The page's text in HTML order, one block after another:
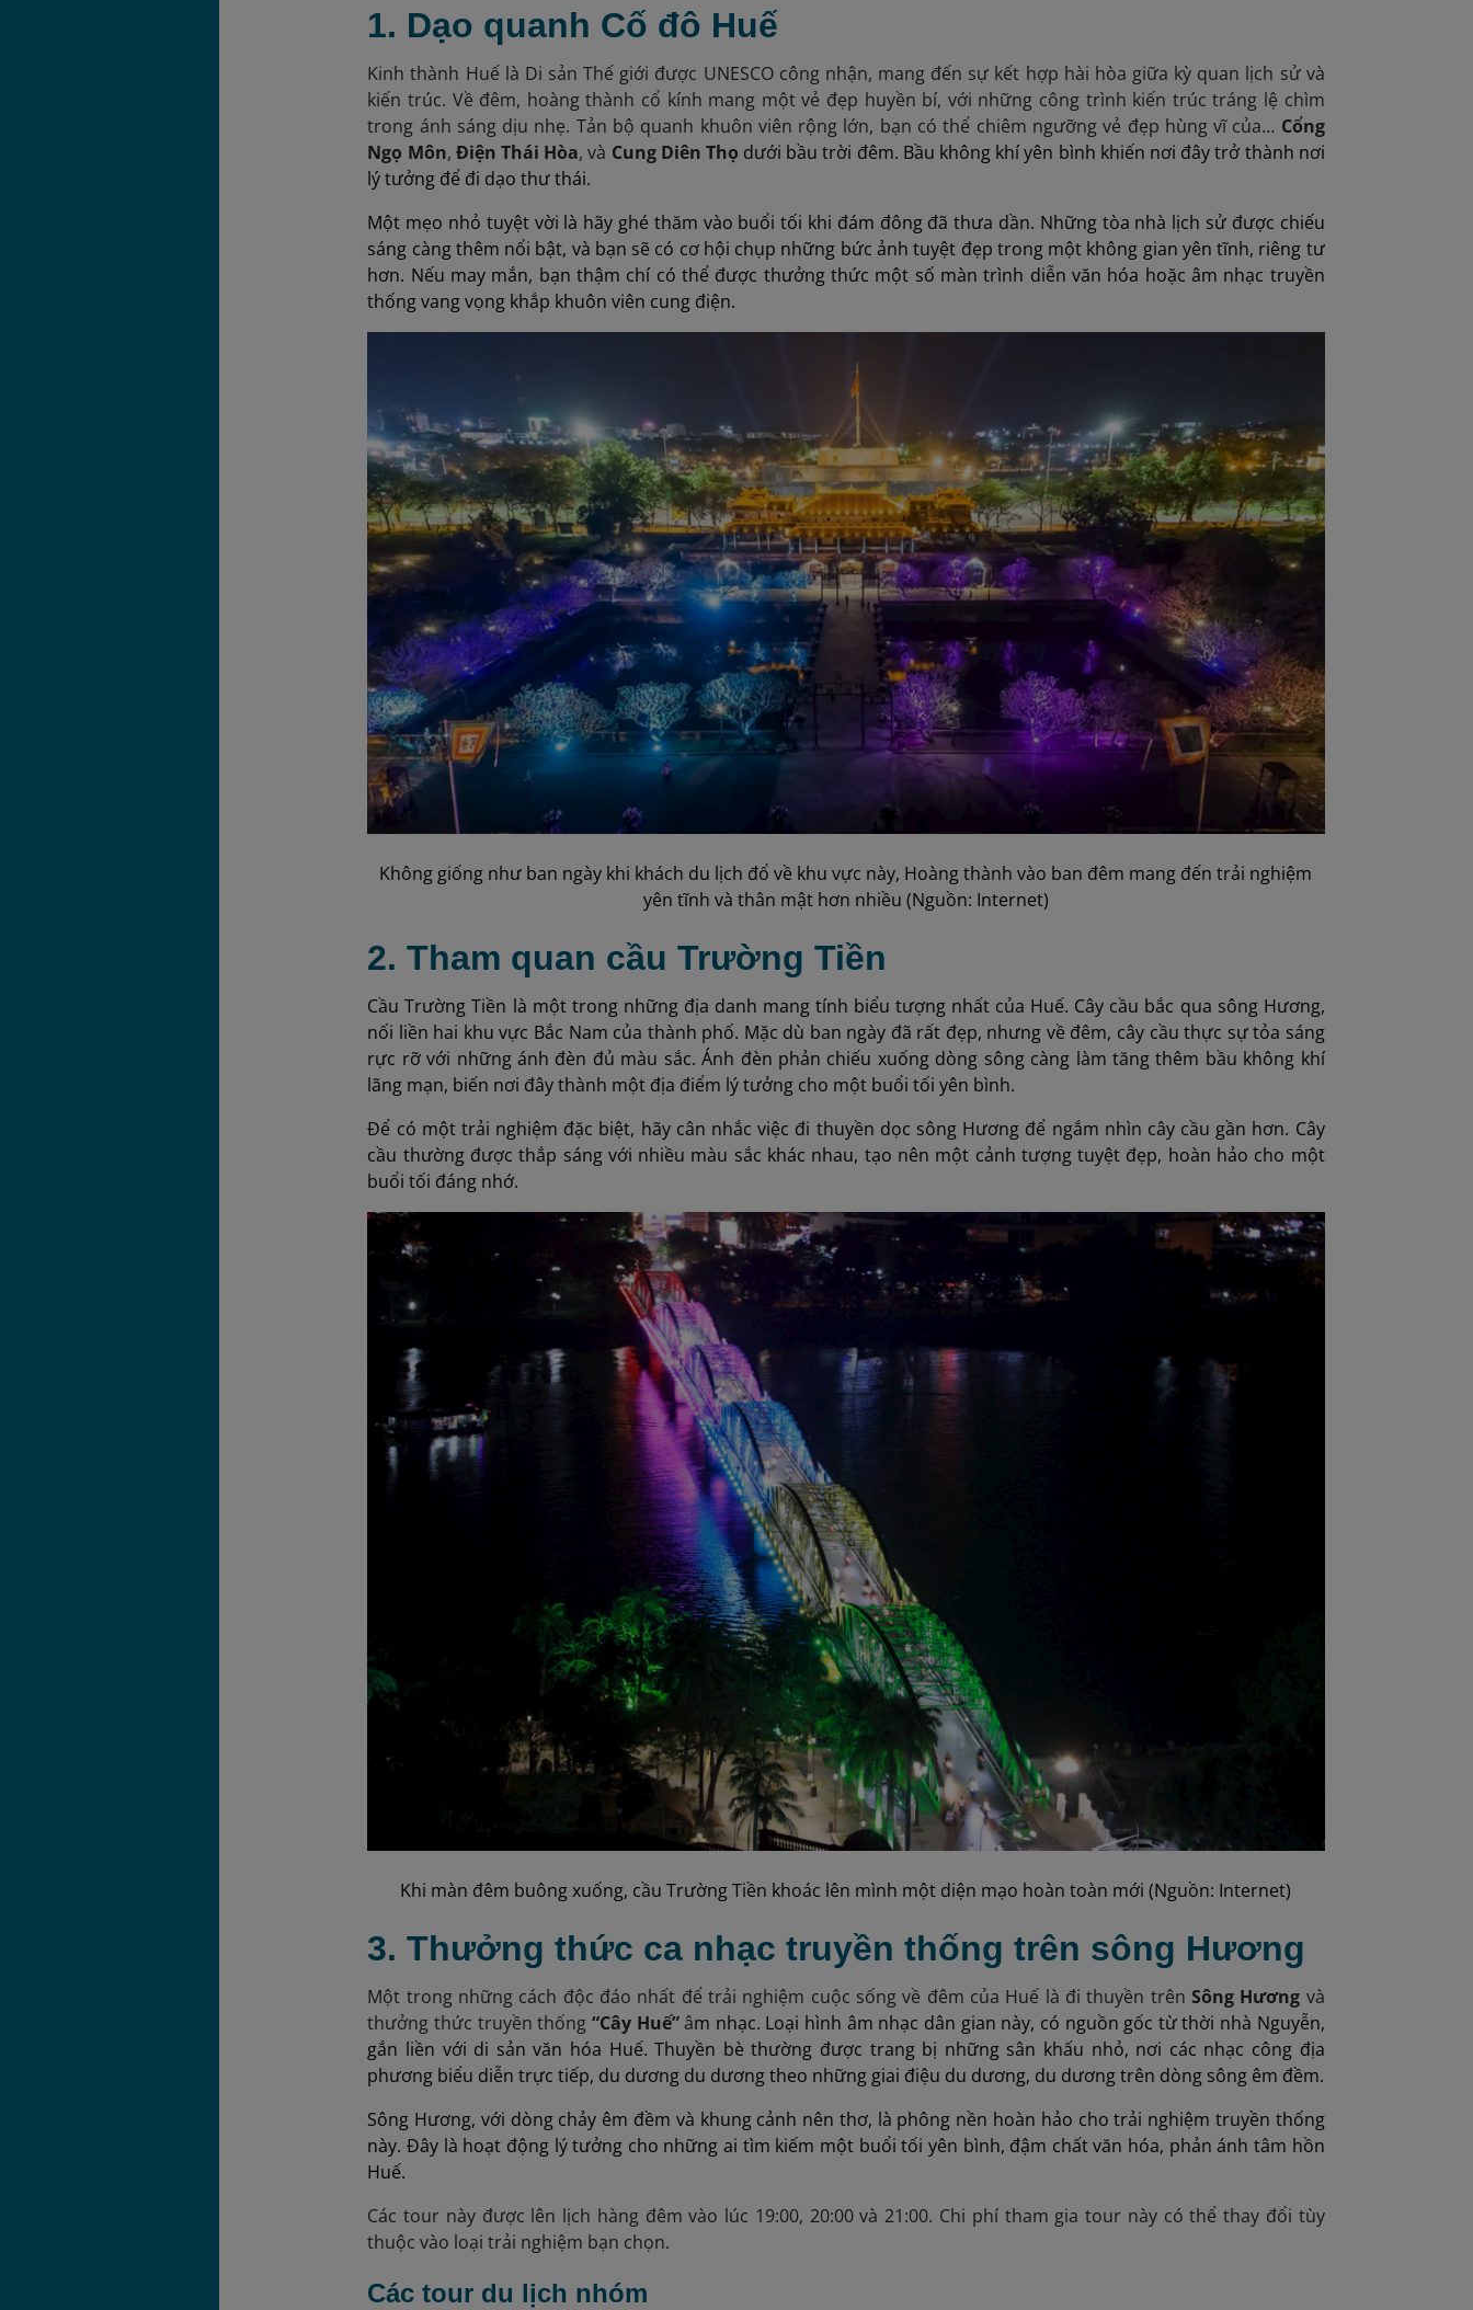
1. Dạo quanh Cố đô Huế
Kinh thành Huế là Di sản Thế giới được UNESCO công nhận, mang đến sự kết hợp hài hòa giữa kỳ quan lịch sử và
kiến trúc. Về đêm, hoàng thành cổ kính mang một vẻ đẹp huyền bí, với những công trình kiến trúc tráng lệ chìm
trong ánh sáng dịu nhẹ. Tản bộ quanh khuôn viên rộng lớn, bạn có thể chiêm ngưỡng vẻ đẹp hùng vĩ của… Cổng
Ngọ Môn, Điện Thái Hòa, và Cung Diên Thọ dưới bầu trời đêm. Bầu không khí yên bình khiến nơi đây trở thành nơi
lý tưởng để đi dạo thư thái.
Một mẹo nhỏ tuyệt vời là hãy ghé thăm vào buổi tối khi đám đông đã thưa dần. Những tòa nhà lịch sử được chiếu
sáng càng thêm nổi bật, và bạn sẽ có cơ hội chụp những bức ảnh tuyệt đẹp trong một không gian yên tĩnh, riêng tư
hơn. Nếu may mắn, bạn thậm chí có thể được thưởng thức một số màn trình diễn văn hóa hoặc âm nhạc truyền
thống vang vọng khắp khuôn viên cung điện.
Không giống như ban ngày khi khách du lịch đổ về khu vực này, Hoàng thành vào ban đêm mang đến trải nghiệm
yên tĩnh và thân mật hơn nhiều (Nguồn: Internet)
2. Tham quan cầu Trường Tiền
Cầu Trường Tiền là một trong những địa danh mang tính biểu tượng nhất của Huế. Cây cầu bắc qua sông Hương,
nối liền hai khu vực Bắc Nam của thành phố. Mặc dù ban ngày đã rất đẹp, nhưng về đêm, cây cầu thực sự tỏa sáng
rực rỡ với những ánh đèn đủ màu sắc. Ánh đèn phản chiếu xuống dòng sông càng làm tăng thêm bầu không khí
lãng mạn, biến nơi đây thành một địa điểm lý tưởng cho một buổi tối yên bình.
Để có một trải nghiệm đặc biệt, hãy cân nhắc việc đi thuyền dọc sông Hương để ngắm nhìn cây cầu gần hơn. Cây
cầu thường được thắp sáng với nhiều màu sắc khác nhau, tạo nên một cảnh tượng tuyệt đẹp, hoàn hảo cho một
buổi tối đáng nhớ.
Khi màn đêm buông xuống, cầu Trường Tiền khoác lên mình một diện mạo hoàn toàn mới (Nguồn: Internet)
3. Thưởng thức ca nhạc truyền thống trên sông Hương
Một trong những cách độc đáo nhất để trải nghiệm cuộc sống về đêm của Huế là đi thuyền trên Sông Hương và
thưởng thức truyền thống “Cây Huế”âm nhạc. Loại hình âm nhạc dân gian này, có nguồn gốc từ thời nhà Nguyễn,
gắn liền với di sản văn hóa Huế. Thuyền bè thường được trang bị những sân khấu nhỏ, nơi các nhạc công địa
phương biểu diễn trực tiếp, du dương du dương theo những giai điệu du dương, du dương trên dòng sông êm đềm.
Sông Hương, với dòng chảy êm đềm và khung cảnh nên thơ, là phông nền hoàn hảo cho trải nghiệm truyền thống
này. Đây là hoạt động lý tưởng cho những ai tìm kiếm một buổi tối yên bình, đậm chất văn hóa, phản ánh tâm hồn
Huế.
Các tour này được lên lịch hàng đêm vào lúc 19:00, 20:00 và 21:00. Chi phí tham gia tour này có thể thay đổi tùy
thuộc vào loại trải nghiệm bạn chọn.
Các tour du lịch nhóm